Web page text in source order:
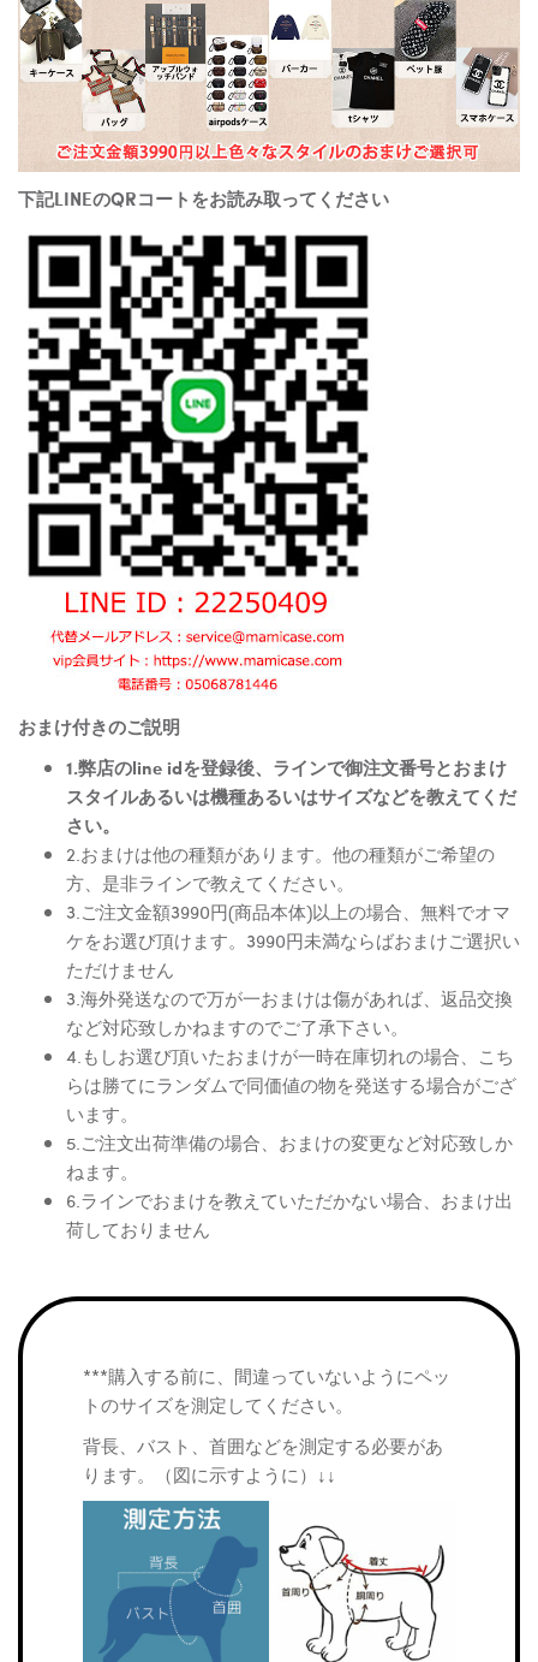
下記LINEのQRコートをお読み取ってください
おまけ付きのご説明
1.弊店のline idを登録後、ラインで御注文番号とおまけ
スタイルあるいは機種あるいはサイズなどを教えてくだ
さい。
2.おまけは他の種類があります。他の種類がご希望の
方、是非ラインで教えてください。
3.ご注文金額3990円(商品本体)以上の場合、無料でオマ
ケをお選び頂けます。3990円未満ならばおまけご選択い
ただけません
3.海外発送なので万が一おまけは傷があれば、返品交換
など対応致しかねますのでご了承下さい。
4.もしお選び頂いたおまけが一時在庫切れの場合、こち
らは勝てにランダムで同価値の物を発送する場合がござ
います。
5.ご注文出荷準備の場合、おまけの変更など対応致しか
ねます。
6.ラインでおまけを教えていただかない場合、おまけ出
荷しておりません
***購入する前に、間違っていないようにペッ
トのサイズを測定してください。
背長、バスト、首囲などを測定する必要があ
ります。（図に示すように）↓↓